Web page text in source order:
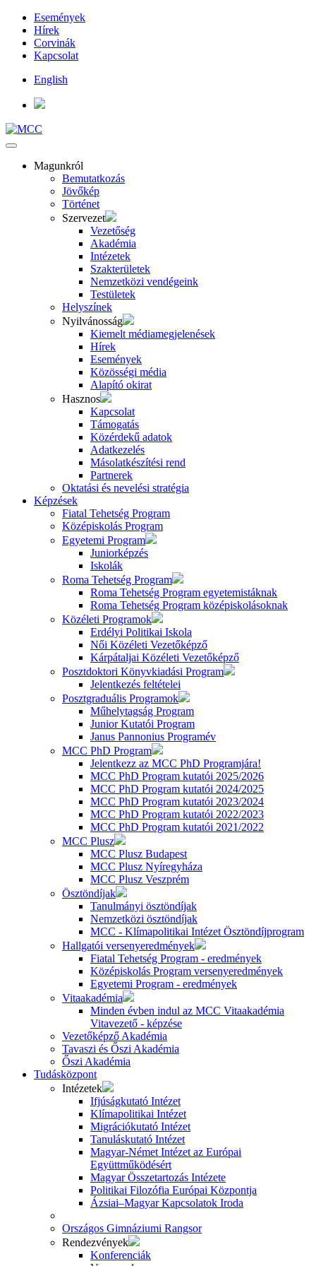
Események
Hírek
Corvinák
Kapcsolat
English
Magunkról
Bemutatkozás
Jövőkép
Történet
Szervezet
Vezetőség
Akadémia
Intézetek
Szakterületek
Nemzetközi vendégeink
Testületek
Helyszínek
Nyilvánosság
Kiemelt médiamegjelenések
Hírek
Események
Közösségi média
Alapító okirat
Hasznos
Kapcsolat
Támogatás
Közérdekű adatok
Adatkezelés
Másolatkészítési rend
Partnerek
Oktatási és nevelési stratégia
Képzések
Fiatal Tehetség Program
Középiskolás Program
Egyetemi Program
Juniorképzés
Iskolák
Roma Tehetség Program
Roma Tehetség Program egyetemistáknak
Roma Tehetség Program középiskolásoknak
Közéleti Programok
Erdélyi Politikai Iskola
Női Közéleti Vezetőképző
Kárpátaljai Közéleti Vezetőképző
Posztdoktori Könyvkiadási Program
Jelentkezés feltételei
Posztgraduális Programok
Műhelytagság Program
Junior Kutatói Program
Janus Pannonius Programév
MCC PhD Program
Jelentkezz az MCC PhD Programjára!
MCC PhD Program kutatói 2025/2026
MCC PhD Program kutatói 2024/2025
MCC PhD Program kutatói 2023/2024
MCC PhD Program kutatói 2022/2023
MCC PhD Program kutatói 2021/2022
MCC Plusz
MCC Plusz Budapest
MCC Plusz Nyíregyháza
MCC Plusz Veszprém
Ösztöndíjak
Tanulmányi ösztöndíjak
Nemzetközi ösztöndíjak
MCC - Klímapolitikai Intézet Ösztöndíjprogram
Hallgatói versenyeredmények
Fiatal Tehetség Program - eredmények
Középiskolás Program versenyeredmények
Egyetemi Program - eredmények
Vitaakadémia
Minden évben indul az MCC Vitaakadémia
Vitavezető - képzése
Vezetőképző Akadémia
Tavaszi és Őszi Akadémia
Őszi Akadémia
Tudásközpont
Intézetek
Ifjúságkutató Intézet
Klímapolitikai Intézet
Migrációkutató Intézet
Tanuláskutató Intézet
Magyar-Német Intézet az Európai
Együttműködésért
Magyar Összetartozás Intézete
Politikai Filozófia Európai Központja
Ázsiai–Magyar Kapcsolatok Iroda
Országos Gimnáziumi Rangsor
Rendezvények
Konferenciák